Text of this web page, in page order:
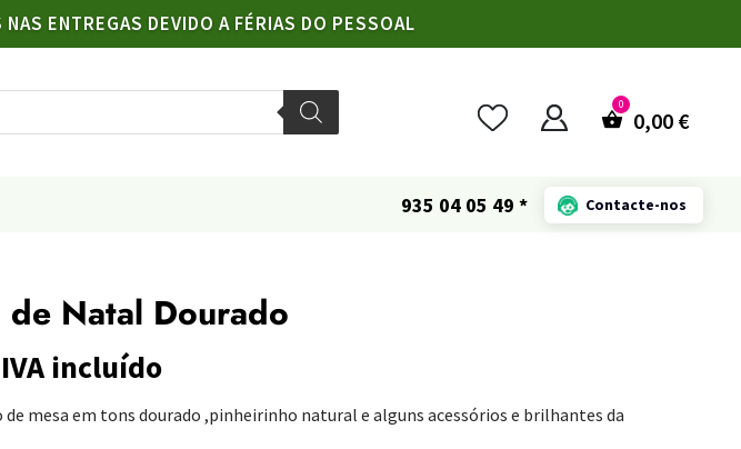
ENTREGAS DEVIDO A FÉRIAS DO PESSOAL
0,00 €
935 04 05 49 * Contacte-nos
de Natal Dourado
IVA incluído
mesa em tons dourado ,pinheirinho natural e alguns acessórios e brilhantes da